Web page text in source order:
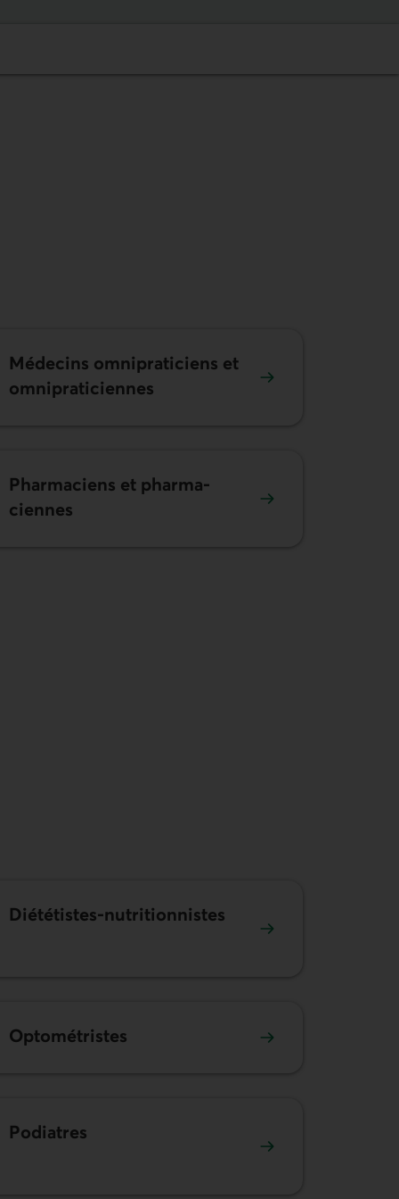
Médecins omni­praticiens et
omni­praticiennes
Pharmaciens et pharma­
ciennes
Diététistes-nutritionnistes
Optométristes
Podiatres